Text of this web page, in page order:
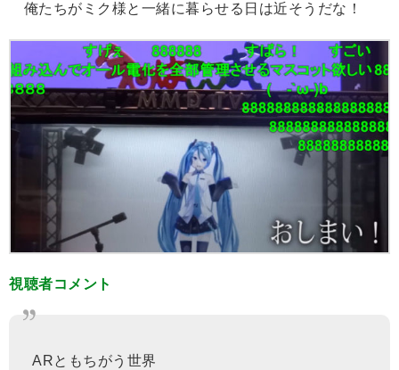
俺たちがミク様と一緒に暮らせる日は近そうだな！
視聴者コメント
ARともちがう世界